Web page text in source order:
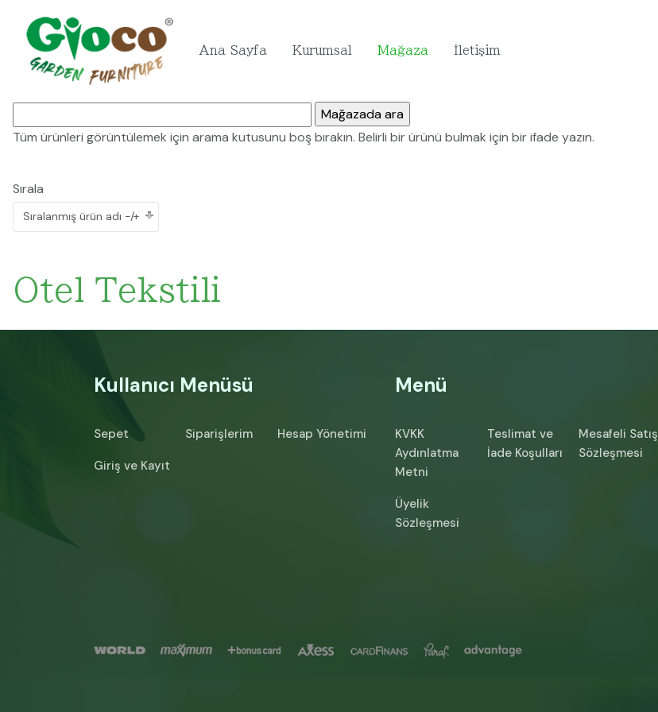
Ana Sayfa Kurumsal Mağaza İletişim
Tüm ürünleri görüntülemek için arama kutusunu boş bırakın. Belirli bir ürünü bulmak için bir ifade yazın.
Sırala
Sıralanmış ürün adı -/+
Otel Tekstili
Kullanıcı Menüsü
Sepet Siparişlerim
Hesap Yönetimi
Giriş ve Kayıt
Menü
KVKK
Aydınlatma
Metni
Teslimat ve
İade Koşulları
Mesafeli Satış
Sözleşmesi
Üyelik
Sözleşmesi